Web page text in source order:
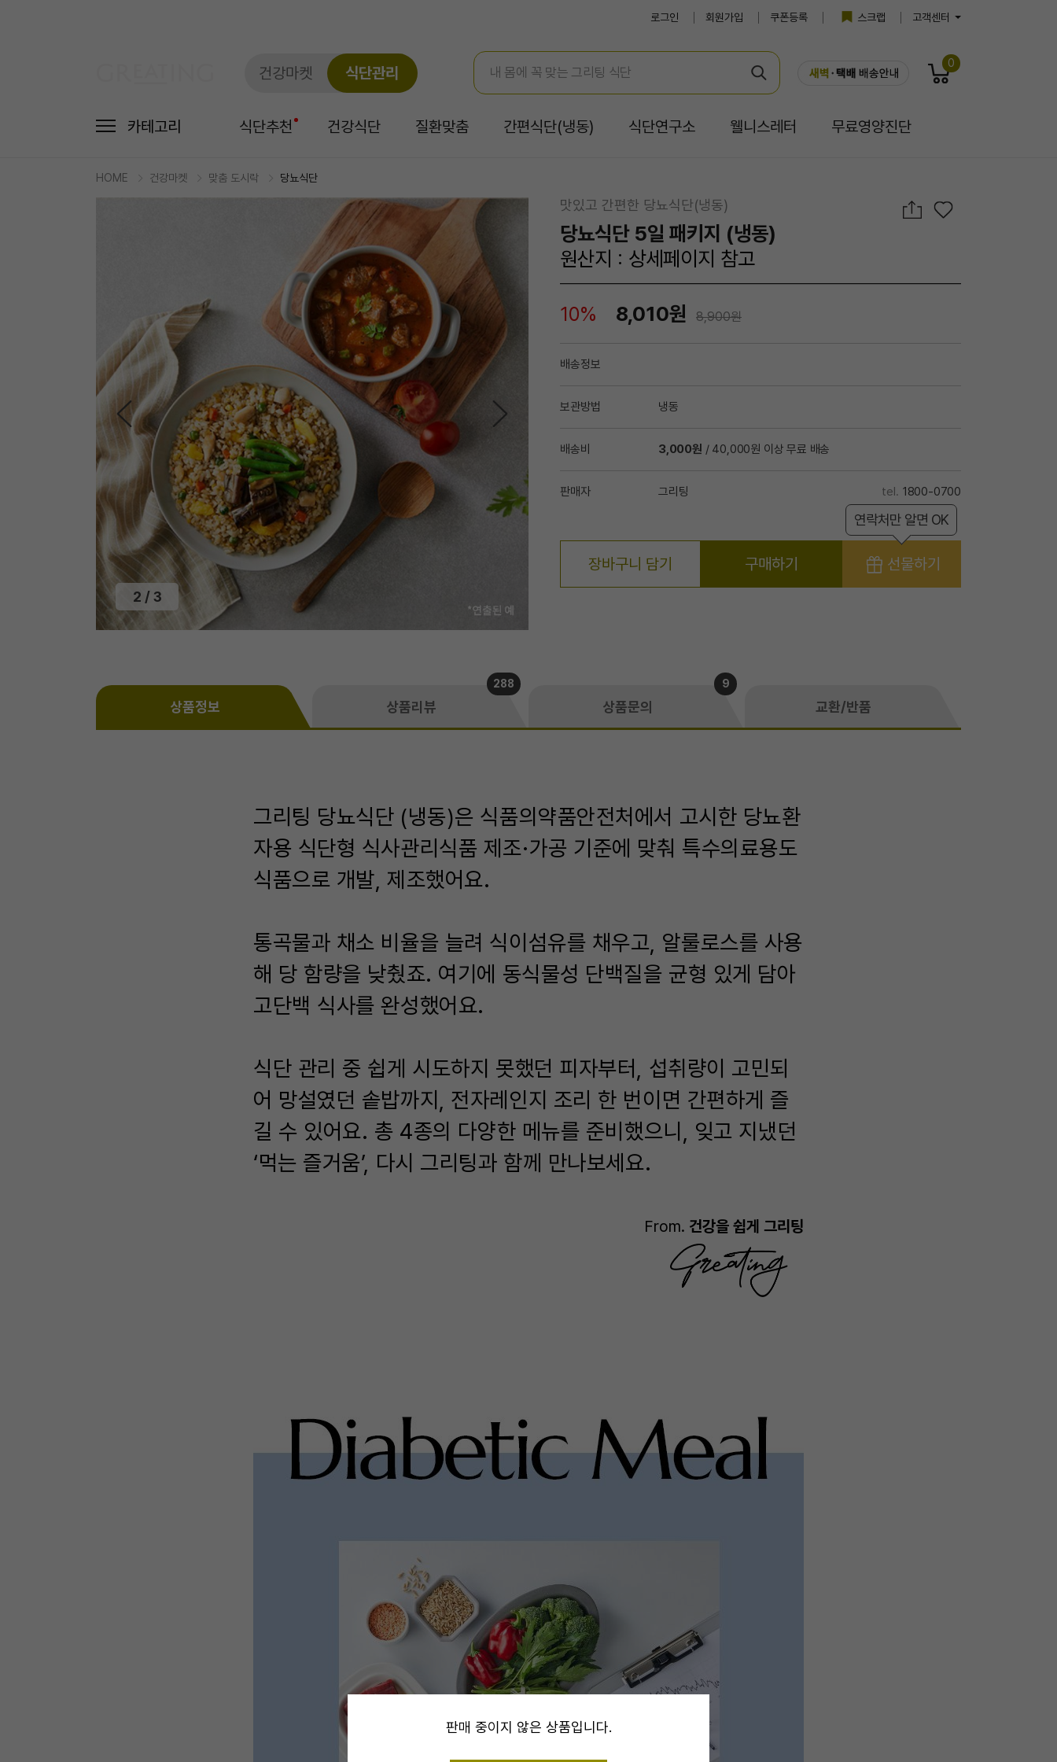
로그인 회원가입 쿠폰등록 스크랩 고객센터
건강마켓 식단관리
0
카테고리 식단추천 건강식단 질환맞춤 간편식단(냉동) 식단연구소 웰니스레터 무료영양진단
HOME 건강마켓 맞춤 도시락 당뇨식단
3 /3
맛있고 간편한 당뇨식단(냉동)
당뇨식단 5일 패키지 (냉동)
원산지 : 상세페이지 참고
10% 8,010원 8,900원
배송정보
보관방법 냉동
배송비 3,000원 / 40,000원 이상 무료 배송
판매자 그리팅 1800-0700
장바구니 담기 구매하기 선물하기
연락처만 알면 OK
상품정보 상품리뷰
288
상품문의
9
교환/반품
그리팅 당뇨식단 (냉동)은 식품의약품안전처에서 고시한 당뇨환
자용 식단형 식사관리식품 제조·가공 기준에 맞춰 특수의료용도
식품으로 개발, 제조했어요.
통곡물과 채소 비율을 늘려 식이섬유를 채우고, 알룰로스를 사용
해 당 함량을 낮췄죠. 여기에 동식물성 단백질을 균형 있게 담아
고단백 식사를 완성했어요.
식단 관리 중 쉽게 시도하지 못했던 피자부터, 섭취량이 고민되
어 망설였던 솥밥까지, 전자레인지 조리 한 번이면 간편하게 즐
길 수 있어요. 총 4종의 다양한 메뉴를 준비했으니, 잊고 지냈던
‘먹는 즐거움’, 다시 그리팅과 함께 만나보세요.
From. 건강을 쉽게 그리팅
판매 중이지 않은 상품입니다.